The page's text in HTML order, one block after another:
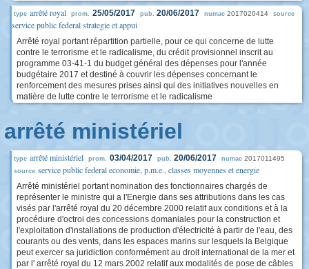
type arrêté royal prom. 25/05/2017 pub. 20/06/2017 numac 2017020414 source
service public federal strategie et appui
Arrêté royal portant répartition partielle, pour ce qui concerne de lutte
contre le terrorisme et le radicalisme, du crédit provisionnel inscrit au
programme 03-41-1 du budget général des dépenses pour l'année
budgétaire 2017 et destiné à couvrir les dépenses concernant le
renforcement des mesures prises ainsi qui des initiatives nouvelles en
matière de lutte contre le terrorisme et le radicalisme
arrêté ministériel
type arrêté ministériel prom. 03/04/2017 pub. 20/06/2017 numac 2017011495
source service public federal economie, p.m.e., classes moyennes et energie
Arrêté ministériel portant nomination des fonctionnaires chargés de
représenter le ministre qui a l'Energie dans ses attributions dans les cas
visés par l'arrêté royal du 20 décembre 2000 relatif aux conditions et à la
procédure d'octroi des concessions domaniales pour la construction et
l'exploitation d'installations de production d'électricité à partir de l'eau, des
courants ou des vents, dans les espaces marins sur lesquels la Belgique
peut exercer sa juridiction conformément au droit international de la mer et
par l' arrêté royal du 12 mars 2002 relatif aux modalités de pose de câbles